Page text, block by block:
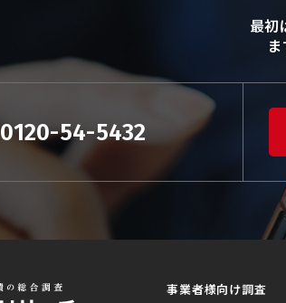
最初
0120-54-5432
事業者様向け調査